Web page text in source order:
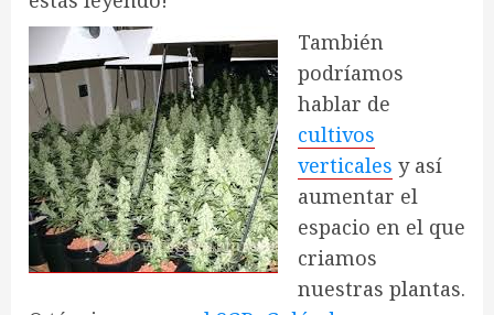
También
podríamos
hablar de
cultivos
verticales y así
aumentar el
espacio en el que
criamos
nuestras plantas.